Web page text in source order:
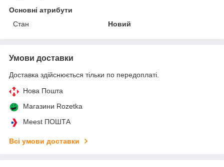
Основні атрибути
Стан
Новий
Умови доставки
Доставка здійснюється тільки по передоплаті.
Нова Пошта
Магазини Rozetka
Meest ПОШТА
Всі умови доставки